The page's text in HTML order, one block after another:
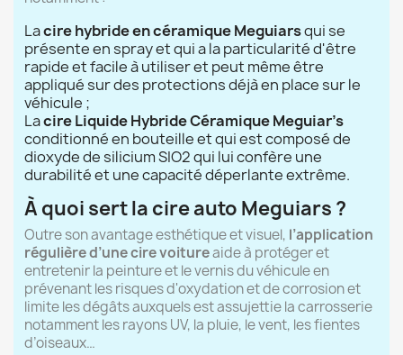
Lacire hybride en céramique Meguiarsqui se
présente en spray et qui a la particularité d'être
rapide et facile à utiliser et peut même être
appliqué sur des protections déjà en place sur le
véhicule ;
Lacire Liquide Hybride Céramique Meguiar’s
conditionné en bouteille et qui est composé de
dioxyde de silicium SIO2 qui lui confère une
durabilité et une capacité déperlante extrême.
À quoi sert la cire auto Meguiars ?
Outre son avantage esthétique et visuel, l’application
régulière d’une cire voitureaide à protéger et
entretenir la peinture et le vernis du véhicule en
prévenant les risques d'oxydation et de corrosion et
limite les dégâts auxquels est assujettie la carrosserie
notamment les rayons UV, la pluie, le vent, les fientes
d’oiseaux…